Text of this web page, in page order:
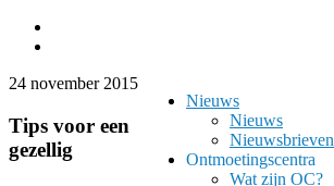
Nieuws
Nieuws
Nieuwsbrieven
Ontmoetingscentra
Wat zijn OC?
24 november 2015
Tips voor een
gezellig